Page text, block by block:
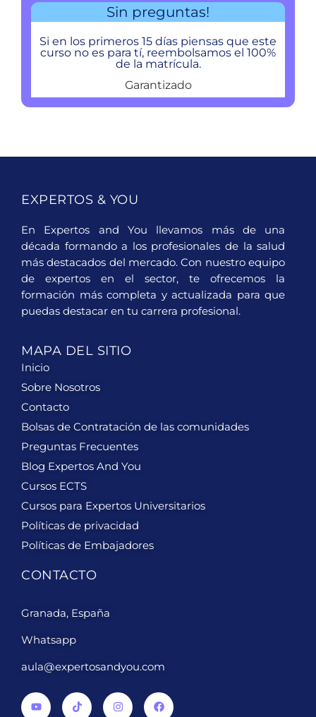
Sin preguntas!
Si en los primeros 15 días piensas que este
curso no es para tí, reembolsamos el 100%
de la matrícula.
Garantizado
EXPERTOS & YOU
En Expertos and You llevamos más de una
década formando a los profesionales de la salud
más destacados del mercado. Con nuestro equipo
de expertos en el sector, te ofrecemos la
formación más completa y actualizada para que
puedas destacar en tu carrera profesional.
MAPA DEL SITIO
Inicio
Sobre Nosotros
Contacto
Bolsas de Contratación de las comunidades
Preguntas Frecuentes
Blog Expertos And You
Cursos ECTS
Cursos para Expertos Universitarios
Políticas de privacidad
Políticas de Embajadores
CONTACTO
Granada, España
Whatsapp
aula@expertosandyou.com